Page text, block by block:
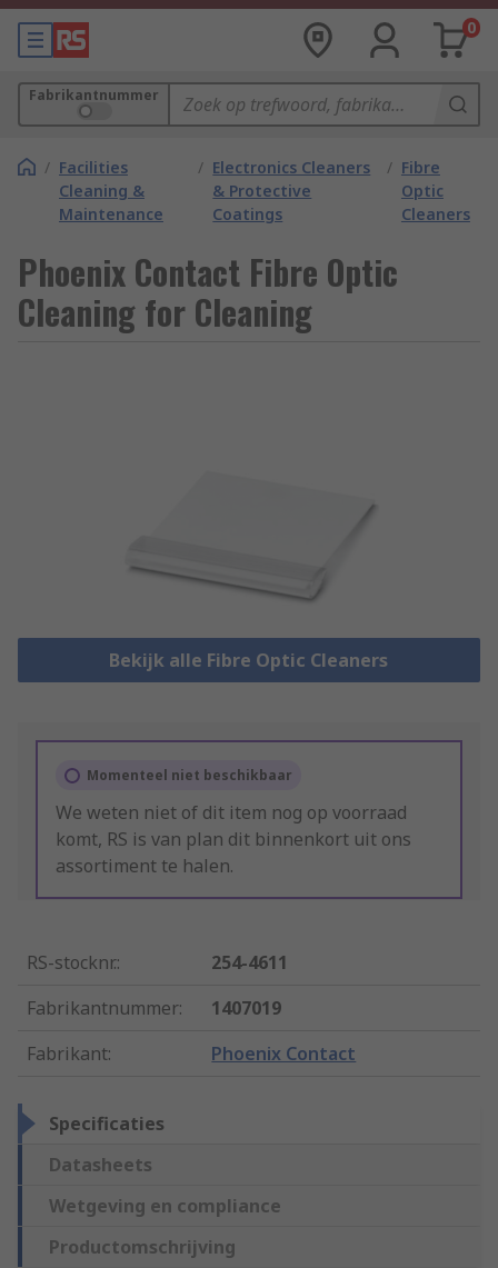
0
Fabrikantnummer
/ Facilities
Cleaning &
Maintenance
/ Electronics Cleaners
& Protective
Coatings
/ Fibre
Optic
Cleaners
Phoenix Contact Fibre Optic
Cleaning for Cleaning
Bekijk alle Fibre Optic Cleaners
Momenteel niet beschikbaar
We weten niet of dit item nog op voorraad
komt, RS is van plan dit binnenkort uit ons
assortiment te halen.
RS-stocknr.:
254-4611
Fabrikantnummer:
1407019
Fabrikant: Phoenix Contact
Specificaties
Datasheets
Wetgeving en compliance
Productomschrijving